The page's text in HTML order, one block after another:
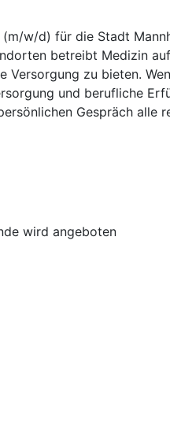
w/d) für die Stadt
betreibt Medizin
zu bieten.
und berufliche
Gespräch alle
wird angeboten